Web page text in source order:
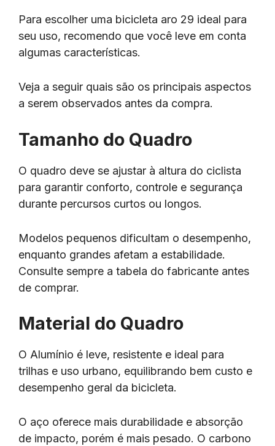
Para escolher uma bicicleta aro 29 ideal para
seu uso, recomendo que você leve em conta
algumas características.
Veja a seguir quais são os principais aspectos
a serem observados antes da compra.
Tamanho do Quadro
O quadro deve se ajustar à altura do ciclista
para garantir conforto, controle e segurança
durante percursos curtos ou longos.
Modelos pequenos dificultam o desempenho,
enquanto grandes afetam a estabilidade.
Consulte sempre a tabela do fabricante antes
de comprar.
Material do Quadro
O Alumínio é leve, resistente e ideal para
trilhas e uso urbano, equilibrando bem custo e
desempenho geral da bicicleta.
O aço oferece mais durabilidade e absorção
de impacto, porém é mais pesado. O carbono